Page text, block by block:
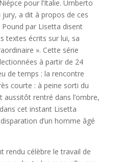
pour l’Italie. Umberto
a dit à propos de ces
par Lisetta disent
textes écrits sur lui, sa
». Cette série
à partir de 24
de temps : la rencontre
courte : à peine sorti du
aussitôt rentré dans l’ombre,
cet instant Lisetta
d’un homme âgé
rendu célèbre le travail de